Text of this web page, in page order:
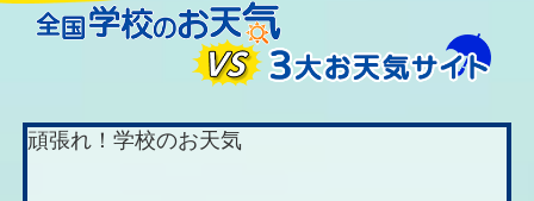
頑張れ！学校のお天気